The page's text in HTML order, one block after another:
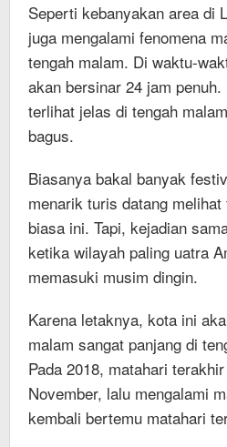
Seperti kebanyakan area di
juga mengalami fenomena
tengah malam. Di waktu-
akan bersinar 24 jam
terlihat jelas di tengah
bagus.
Biasanya bakal banyak
menarik turis datang
biasa ini. Tapi, kejadian
ketika wilayah paling uatra
memasuki musim dingin.
Karena letaknya, kota ini
malam sangat panjang di
Pada 2018, matahari
November, lalu mengalami
kembali bertemu matahari